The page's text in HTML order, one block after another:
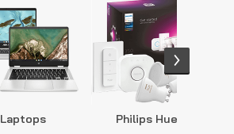
Laptops Philips Hue